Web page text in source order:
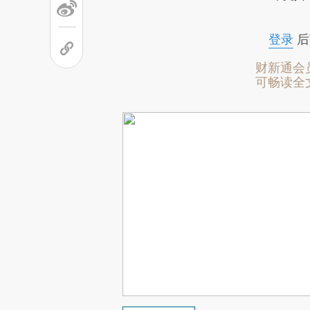
登录后
财新通会
可畅读全